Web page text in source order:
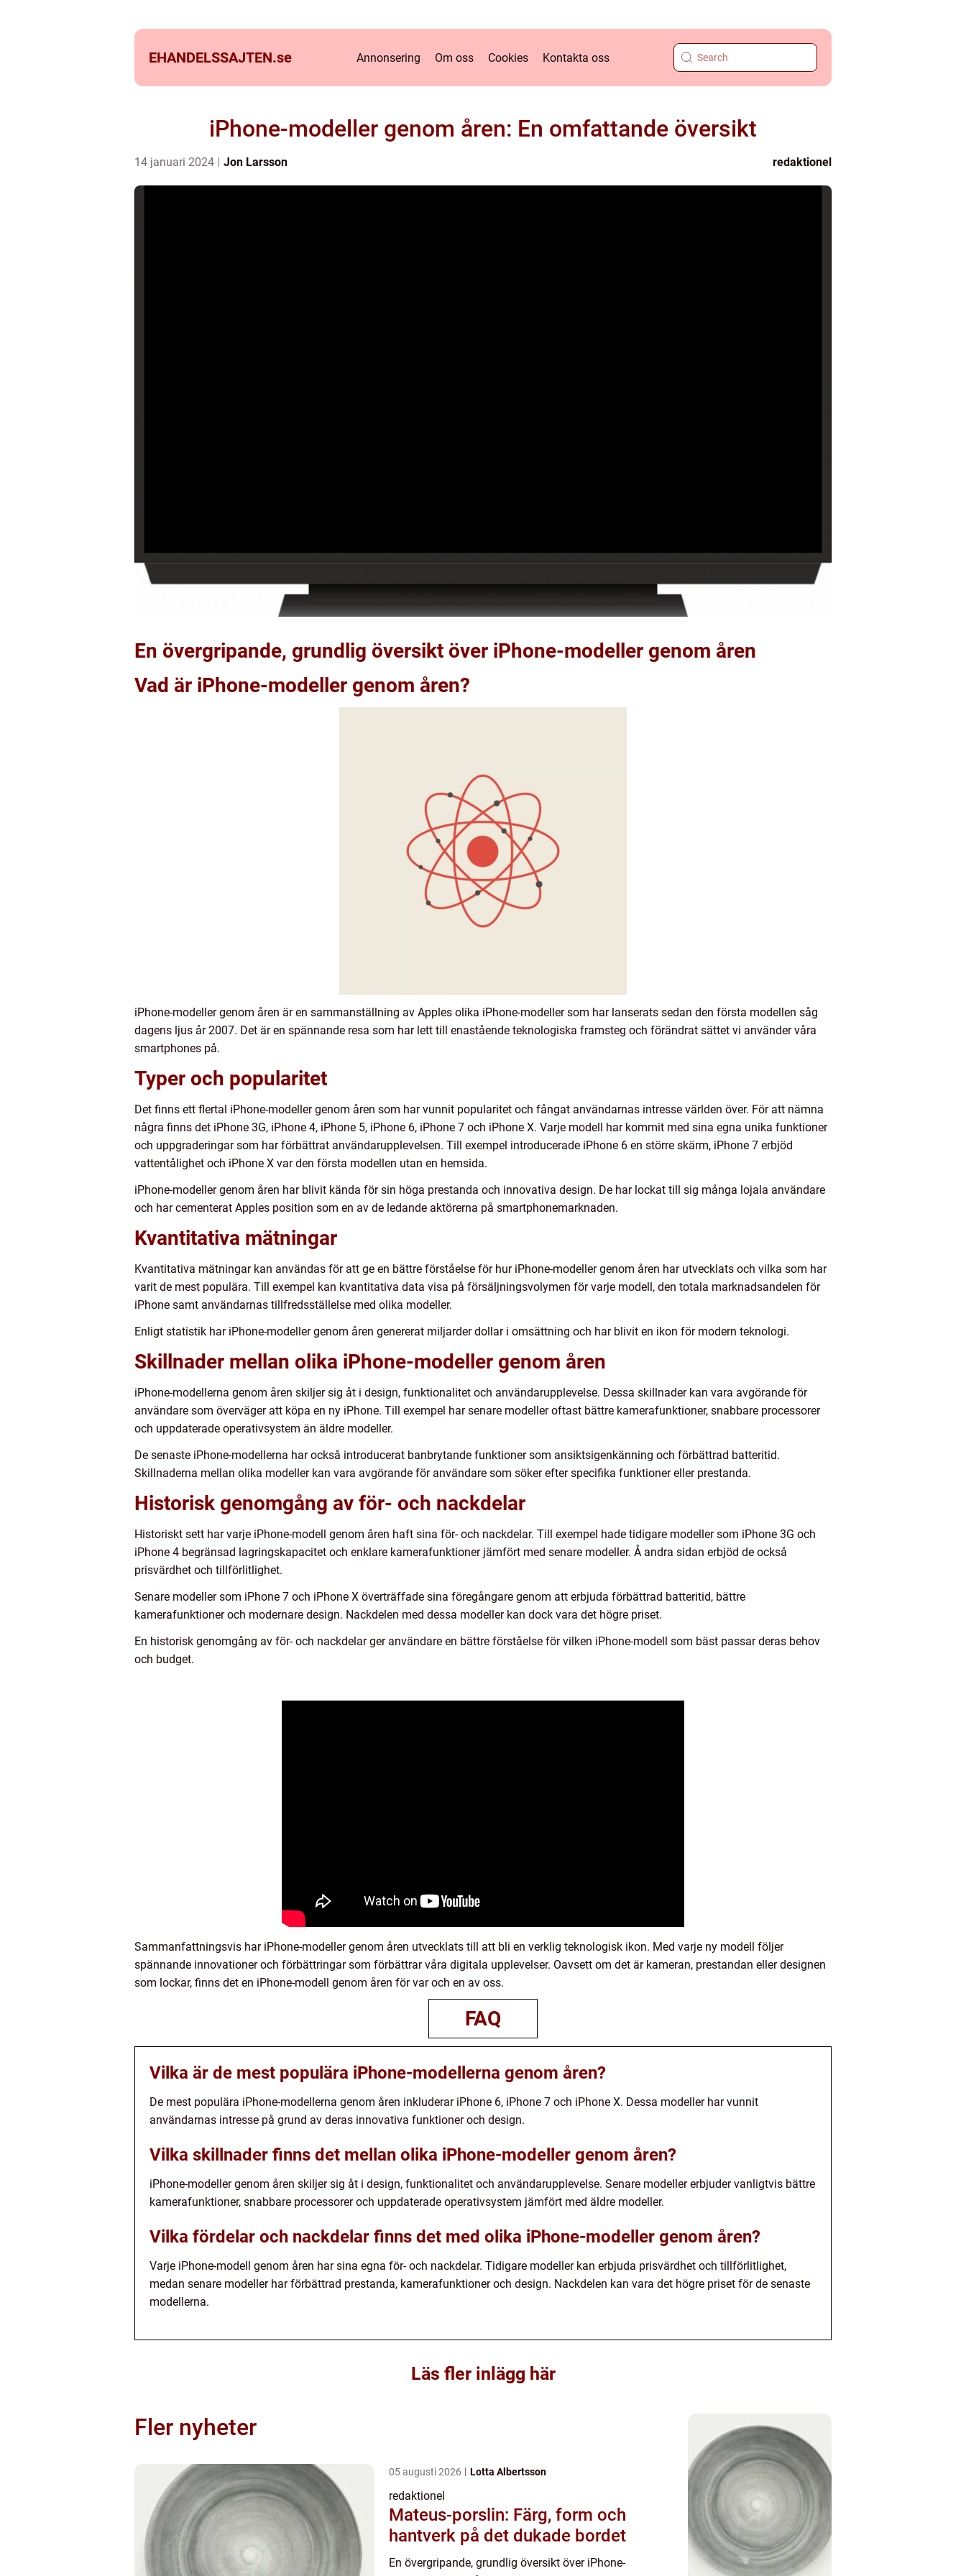
EHANDELSSAJTEN.se Annonsering Om oss Cookies Kontakta oss
iPhone-modeller genom åren: En omfattande översikt
14 januari 2024 Jon Larsson redaktionel
En övergripande, grundlig översikt över iPhone-modeller genom åren
Vad är iPhone-modeller genom åren?
iPhone-modeller genom åren är en sammanställning av Apples olika iPhone-modeller som har lanserats sedan den första modellen såg
dagens ljus år 2007. Det är en spännande resa som har lett till enastående teknologiska framsteg och förändrat sättet vi använder våra
smartphones på.
Typer och popularitet
Det finns ett flertal iPhone-modeller genom åren som har vunnit popularitet och fångat användarnas intresse världen över. För att nämna
några finns det iPhone 3G, iPhone 4, iPhone 5, iPhone 6, iPhone 7 och iPhone X. Varje modell har kommit med sina egna unika funktioner
och uppgraderingar som har förbättrat användarupplevelsen. Till exempel introducerade iPhone 6 en större skärm, iPhone 7 erbjöd
vattentålighet och iPhone X var den första modellen utan en hemsida.
iPhone-modeller genom åren har blivit kända för sin höga prestanda och innovativa design. De har lockat till sig många lojala användare
och har cementerat Apples position som en av de ledande aktörerna på smartphonemarknaden.
Kvantitativa mätningar
Kvantitativa mätningar kan användas för att ge en bättre förståelse för hur iPhone-modeller genom åren har utvecklats och vilka som har
varit de mest populära. Till exempel kan kvantitativa data visa på försäljningsvolymen för varje modell, den totala marknadsandelen för
iPhone samt användarnas tillfredsställelse med olika modeller.
Enligt statistik har iPhone-modeller genom åren genererat miljarder dollar i omsättning och har blivit en ikon för modern teknologi.
Skillnader mellan olika iPhone-modeller genom åren
iPhone-modellerna genom åren skiljer sig åt i design, funktionalitet och användarupplevelse. Dessa skillnader kan vara avgörande för
användare som överväger att köpa en ny iPhone. Till exempel har senare modeller oftast bättre kamerafunktioner, snabbare processorer
och uppdaterade operativsystem än äldre modeller.
De senaste iPhone-modellerna har också introducerat banbrytande funktioner som ansiktsigenkänning och förbättrad batteritid.
Skillnaderna mellan olika modeller kan vara avgörande för användare som söker efter specifika funktioner eller prestanda.
Historisk genomgång av för- och nackdelar
Historiskt sett har varje iPhone-modell genom åren haft sina för- och nackdelar. Till exempel hade tidigare modeller som iPhone 3G och
iPhone 4 begränsad lagringskapacitet och enklare kamerafunktioner jämfört med senare modeller. Å andra sidan erbjöd de också
prisvärdhet och tillförlitlighet.
Senare modeller som iPhone 7 och iPhone X överträffade sina föregångare genom att erbjuda förbättrad batteritid, bättre
kamerafunktioner och modernare design. Nackdelen med dessa modeller kan dock vara det högre priset.
En historisk genomgång av för- och nackdelar ger användare en bättre förståelse för vilken iPhone-modell som bäst passar deras behov
och budget.
Sammanfattningsvis har iPhone-modeller genom åren utvecklats till att bli en verklig teknologisk ikon. Med varje ny modell följer
spännande innovationer och förbättringar som förbättrar våra digitala upplevelser. Oavsett om det är kameran, prestandan eller designen
som lockar, finns det en iPhone-modell genom åren för var och en av oss.
FAQ
Vilka är de mest populära iPhone-modellerna genom åren?
De mest populära iPhone-modellerna genom åren inkluderar iPhone 6, iPhone 7 och iPhone X. Dessa modeller har vunnit
användarnas intresse på grund av deras innovativa funktioner och design.
Vilka skillnader finns det mellan olika iPhone-modeller genom åren?
iPhone-modeller genom åren skiljer sig åt i design, funktionalitet och användarupplevelse. Senare modeller erbjuder vanligtvis bättre
kamerafunktioner, snabbare processorer och uppdaterade operativsystem jämfört med äldre modeller.
Vilka fördelar och nackdelar finns det med olika iPhone-modeller genom åren?
Varje iPhone-modell genom åren har sina egna för- och nackdelar. Tidigare modeller kan erbjuda prisvärdhet och tillförlitlighet,
medan senare modeller har förbättrad prestanda, kamerafunktioner och design. Nackdelen kan vara det högre priset för de senaste
modellerna.
Läs fler inlägg här
Fler nyheter
05 augusti 2026 Lotta Albertsson
redaktionel
Mateus-porslin: Färg, form och
hantverk på det dukade bordet
En övergripande, grundlig översikt över iPhone-